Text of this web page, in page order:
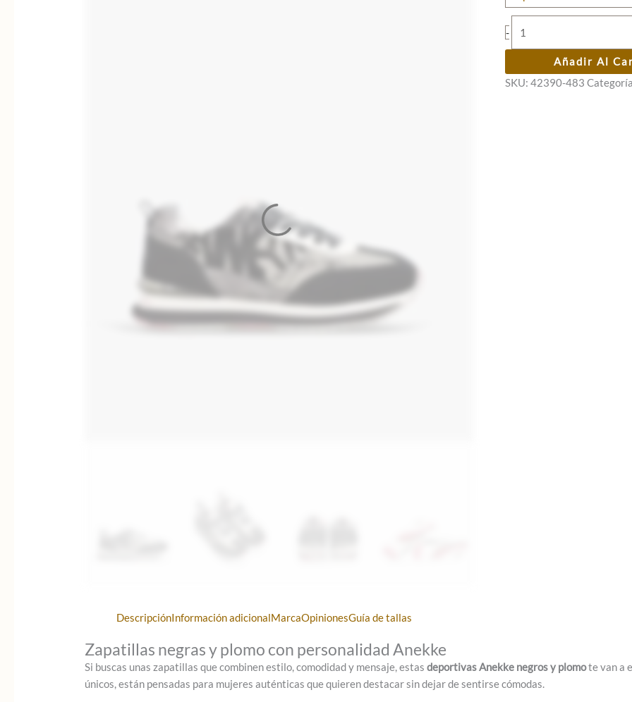
69,95 €.55,96 €.
-
Anekke
y
plomo
Añadir Al
SKU:42390-483
DescripciónInformación adicionalMarcaOpinionesGuía de tallas
Zapatillas negras y plomo con personalidad Anekke
Si buscas unas zapatillas que combinen estilo, comodidad y mensaje, estasdeportivas Anekke negros y plomote van a
únicos, están pensadas para mujeres auténticas que quieren destacar sin dejar de sentirse cómodas.